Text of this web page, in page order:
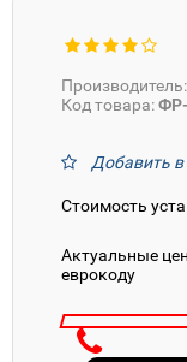
Производитель:
Код товара:
Добавить в
Стоимость
Актуальные
еврокоду